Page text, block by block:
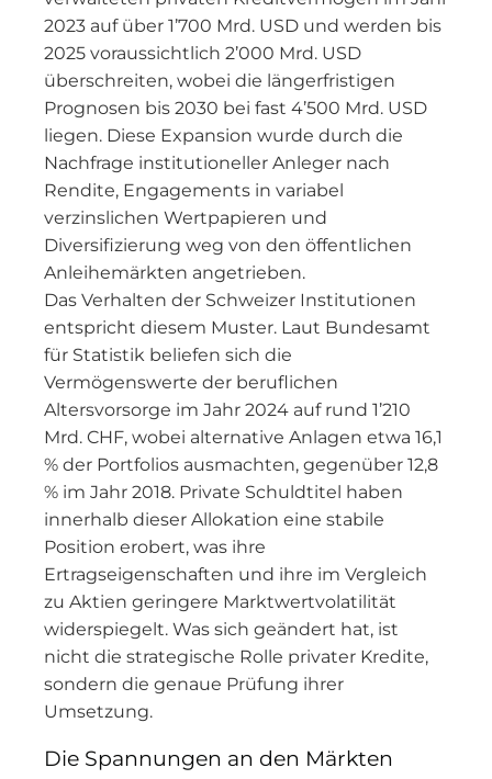
2023 auf über 1’700 Mrd. USD und werden bis
2025 voraussichtlich 2’000 Mrd. USD
überschreiten, wobei die längerfristigen
Prognosen bis 2030 bei fast 4’500 Mrd. USD
liegen. Diese Expansion wurde durch die
Nachfrage institutioneller Anleger nach
Rendite, Engagements in variabel
verzinslichen Wertpapieren und
Diversifizierung weg von den öffentlichen
Anleihemärkten angetrieben.
Das Verhalten der Schweizer Institutionen
entspricht diesem Muster. Laut Bundesamt
für Statistik beliefen sich die
Vermögenswerte der beruflichen
Altersvorsorge im Jahr 2024 auf rund 1’210
Mrd. CHF, wobei alternative Anlagen etwa 16,1
% der Portfolios ausmachten, gegenüber 12,8
% im Jahr 2018. Private Schuldtitel haben
innerhalb dieser Allokation eine stabile
Position erobert, was ihre
Ertragseigenschaften und ihre im Vergleich
zu Aktien geringere Marktwertvolatilität
widerspiegelt. Was sich geändert hat, ist
nicht die strategische Rolle privater Kredite,
sondern die genaue Prüfung ihrer
Umsetzung.
Die Spannungen an den Märkten